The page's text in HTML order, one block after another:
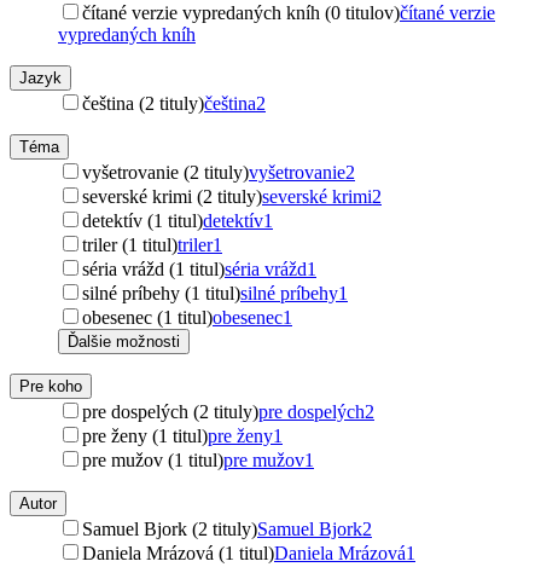
čítané verzie vypredaných kníh (0 titulov)čítané verzie
vypredaných kníh
Jazyk
čeština (2 tituly)čeština2
Téma
vyšetrovanie (2 tituly)vyšetrovanie2
severské krimi (2 tituly)severské krimi2
detektív (1 titul)detektív1
triler (1 titul)triler1
séria vrážd (1 titul)séria vrážd1
silné príbehy (1 titul)silné príbehy1
obesenec (1 titul)obesenec1
Ďalšie možnosti
Pre koho
pre dospelých (2 tituly)pre dospelých2
pre ženy (1 titul)pre ženy1
pre mužov (1 titul)pre mužov1
Autor
Samuel Bjork (2 tituly)Samuel Bjork2
Daniela Mrázová (1 titul)Daniela Mrázová1